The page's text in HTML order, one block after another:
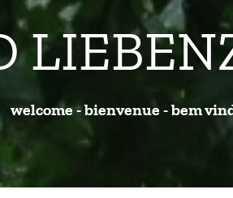
welcome - bienvenue - bem